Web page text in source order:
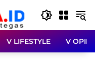
V LIFESTYLE V OPINI